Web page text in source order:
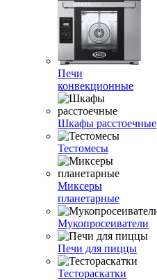
Печи
конвекционные
Шкафы расстоечные
Тестомесы
Миксеры
планетарные
Мукопросеиватели
Печи для пиццы
Тестораскатки